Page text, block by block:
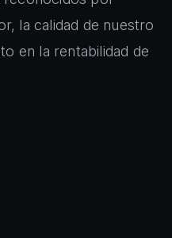
la calidad de nuestro
en la rentabilidad de